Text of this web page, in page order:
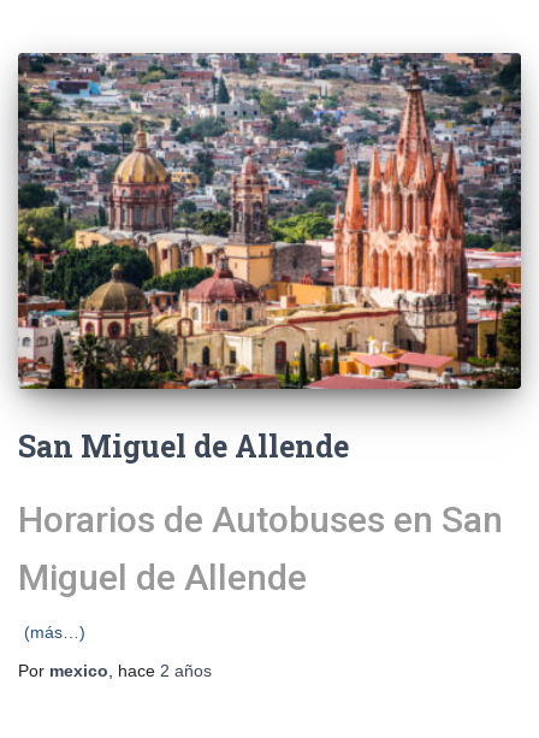
San Miguel de Allende
Horarios de Autobuses en San
Miguel de Allende
(más…)
Por mexico , hace 2 años